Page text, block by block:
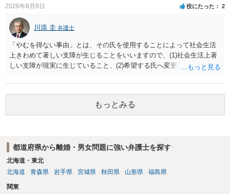
2026年8月8日 役にたった 2
川添 圭 弁護士
「やむを得ない事由」とは、その氏を使用することによって社会生活
上きわめて著しい支障が生じることをいいますので、(1)社会生活上著
しい支障が現実に生じていること、(2)希望する氏へ変更できればその
できるかどうかがポイントです。 記録中に現れた一切の事情が判断対
象ですので、上記(1)と(2)を説明できる資料は全て（ただし理路整然
に）提出することが必要になります。「フラッシュバック」とのこと
なので、例えば、医学上確立されているPTSDの診断基準に合致した説
護士へ依頼しても苦労することが強く予想されるところです。、もし
本人申立てをお考えであれば、医学知識はもちろん法律知識も要求さ
れますので、性急な申立てをせず、知識と資料をしっかりと揃えて、
もっとみる
都道府県から離婚・男女問題に強い弁護士を探す
北海道・東北
北海道
青森県 岩手県 宮城県 秋田県 山形県 福島県
関東